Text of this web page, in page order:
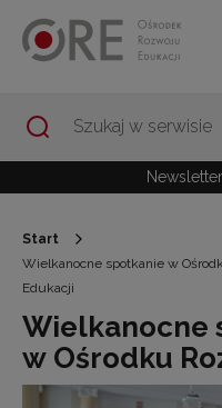
Start
Wielkanocne spotkanie w
Edukacji
Wielkanocne
w Ośrodku